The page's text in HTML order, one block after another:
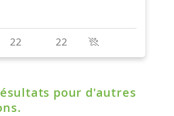
pour d'autres